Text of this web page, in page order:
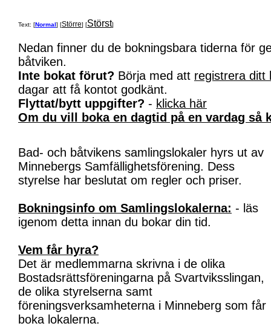
Text: [Normal] [Större] [Störst]
Nedan finner du de bokningsbara tiderna för
båtviken.
Inte bokat förut? Börja med att registrera ditt
dagar att få kontot godkänt.
Flyttat/bytt uppgifter? - klicka här
Om du vill boka en dagtid på en vardag så
Bad- och båtvikens samlingslokaler hyrs ut av
Minnebergs Samfällighetsförening. Dess
styrelse har beslutat om regler och priser.
Bokningsinfo om Samlingslokalerna: - läs
igenom detta innan du bokar din tid.
Vem får hyra?
Det är medlemmarna skrivna i de olika
Bostadsrättsföreningarna på Svartviksslingan,
de olika styrelserna samt
föreningsverksamheterna i Minneberg som får
boka lokalerna.